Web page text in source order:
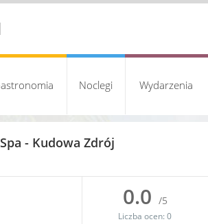
Noclegi Wydarzenia
- Kudowa Zdrój
0.0 /5
Liczba ocen:0